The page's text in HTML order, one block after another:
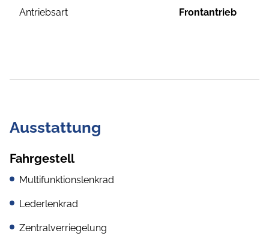
Antriebsart Frontantrieb
Ausstattung
Fahrgestell
Multifunktionslenkrad
Lederlenkrad
Zentralverriegelung